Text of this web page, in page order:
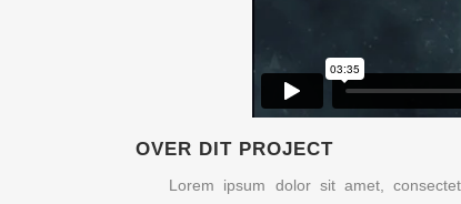
OVER DIT PROJECT
Lorem ipsum dolor sit amet,